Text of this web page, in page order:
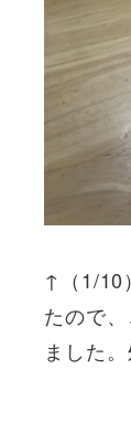
↑（1/10
たので
ました。